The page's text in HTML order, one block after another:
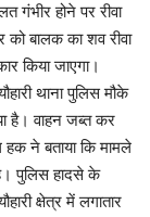
गंभीर होने पर रीवा
को बालक का शव रीवा
किया जाएगा।
थाना पुलिस मौके
है। वाहन जब्त कर
ने बताया कि मामले
पुलिस हादसे के
क्षेत्र में लगातार